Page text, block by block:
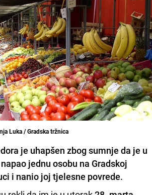
Luka / Gradska tržnica
je uhapšen zbog sumnje da je u
jednu osobu na Gradskoj
i nanio joj tjelesne povrede.